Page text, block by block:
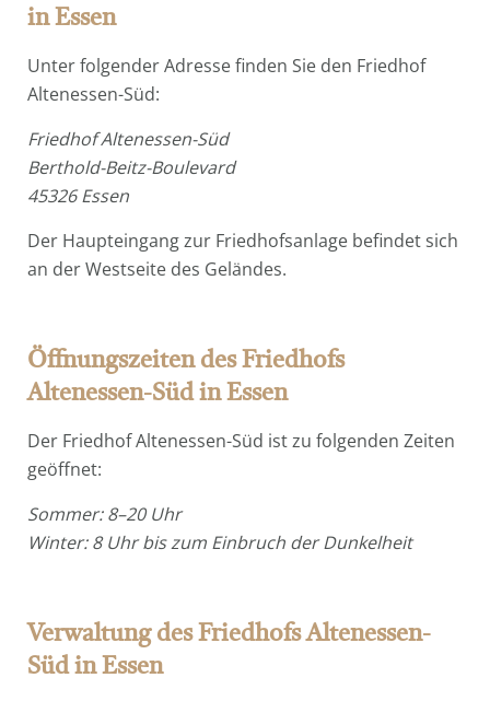
in Essen
Unter folgender Adresse finden Sie den Friedhof
Altenessen-Süd:
Friedhof Altenessen-Süd
Berthold-Beitz-Boulevard
45326 Essen
Der Haupteingang zur Friedhofsanlage befindet sich
an der Westseite des Geländes.
Öffnungszeiten des Friedhofs
Altenessen-Süd in Essen
Der Friedhof Altenessen-Süd ist zu folgenden Zeiten
geöffnet:
Sommer: 8–20 Uhr
Winter: 8 Uhr bis zum Einbruch der Dunkelheit
Verwaltung desFriedhofs Altenessen-
Süd in Essen